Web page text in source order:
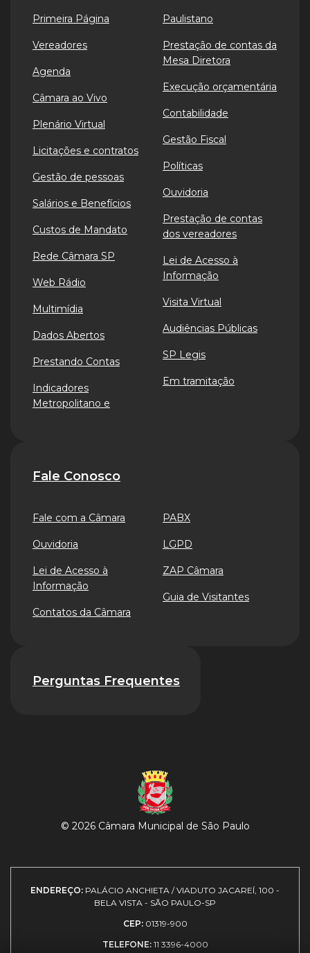
Primeira Página
Vereadores
Agenda
Câmara ao Vivo
Plenário Virtual
Licitações e contratos
Gestão de pessoas
Salários e Benefícios
Custos de Mandato
Rede Câmara SP
Web Rádio
Multimídia
Dados Abertos
Prestando Contas
Indicadores
Metropolitano e
Paulistano
Prestação de contas da
Mesa Diretora
Execução orçamentária
Contabilidade
Gestão Fiscal
Políticas
Ouvidoria
Prestação de contas
dos vereadores
Lei de Acesso à
Informação
Visita Virtual
Audiências Públicas
SP Legis
Em tramitação
Fale Conosco
Fale com a Câmara
Ouvidoria
Lei de Acesso à
Informação
Contatos da Câmara
PABX
LGPD
ZAP Câmara
Guia de Visitantes
Perguntas Frequentes
© 2026 Câmara Municipal de São Paulo
ENDEREÇO: PALÁCIO ANCHIETA / VIADUTO JACAREÍ, 100 -
BELA VISTA - SÃO PAULO-SP
CEP: 01319-900
TELEFONE: 11 3396-4000